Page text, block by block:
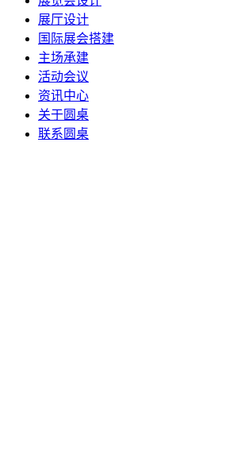
展厅设计
国际展会搭建
主场承建
活动会议
资讯中心
关于圆桌
联系圆桌